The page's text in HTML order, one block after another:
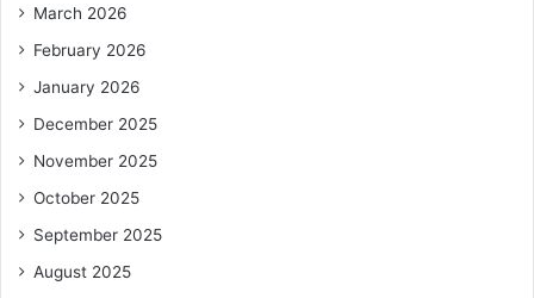
March 2026
February 2026
January 2026
December 2025
November 2025
October 2025
September 2025
August 2025